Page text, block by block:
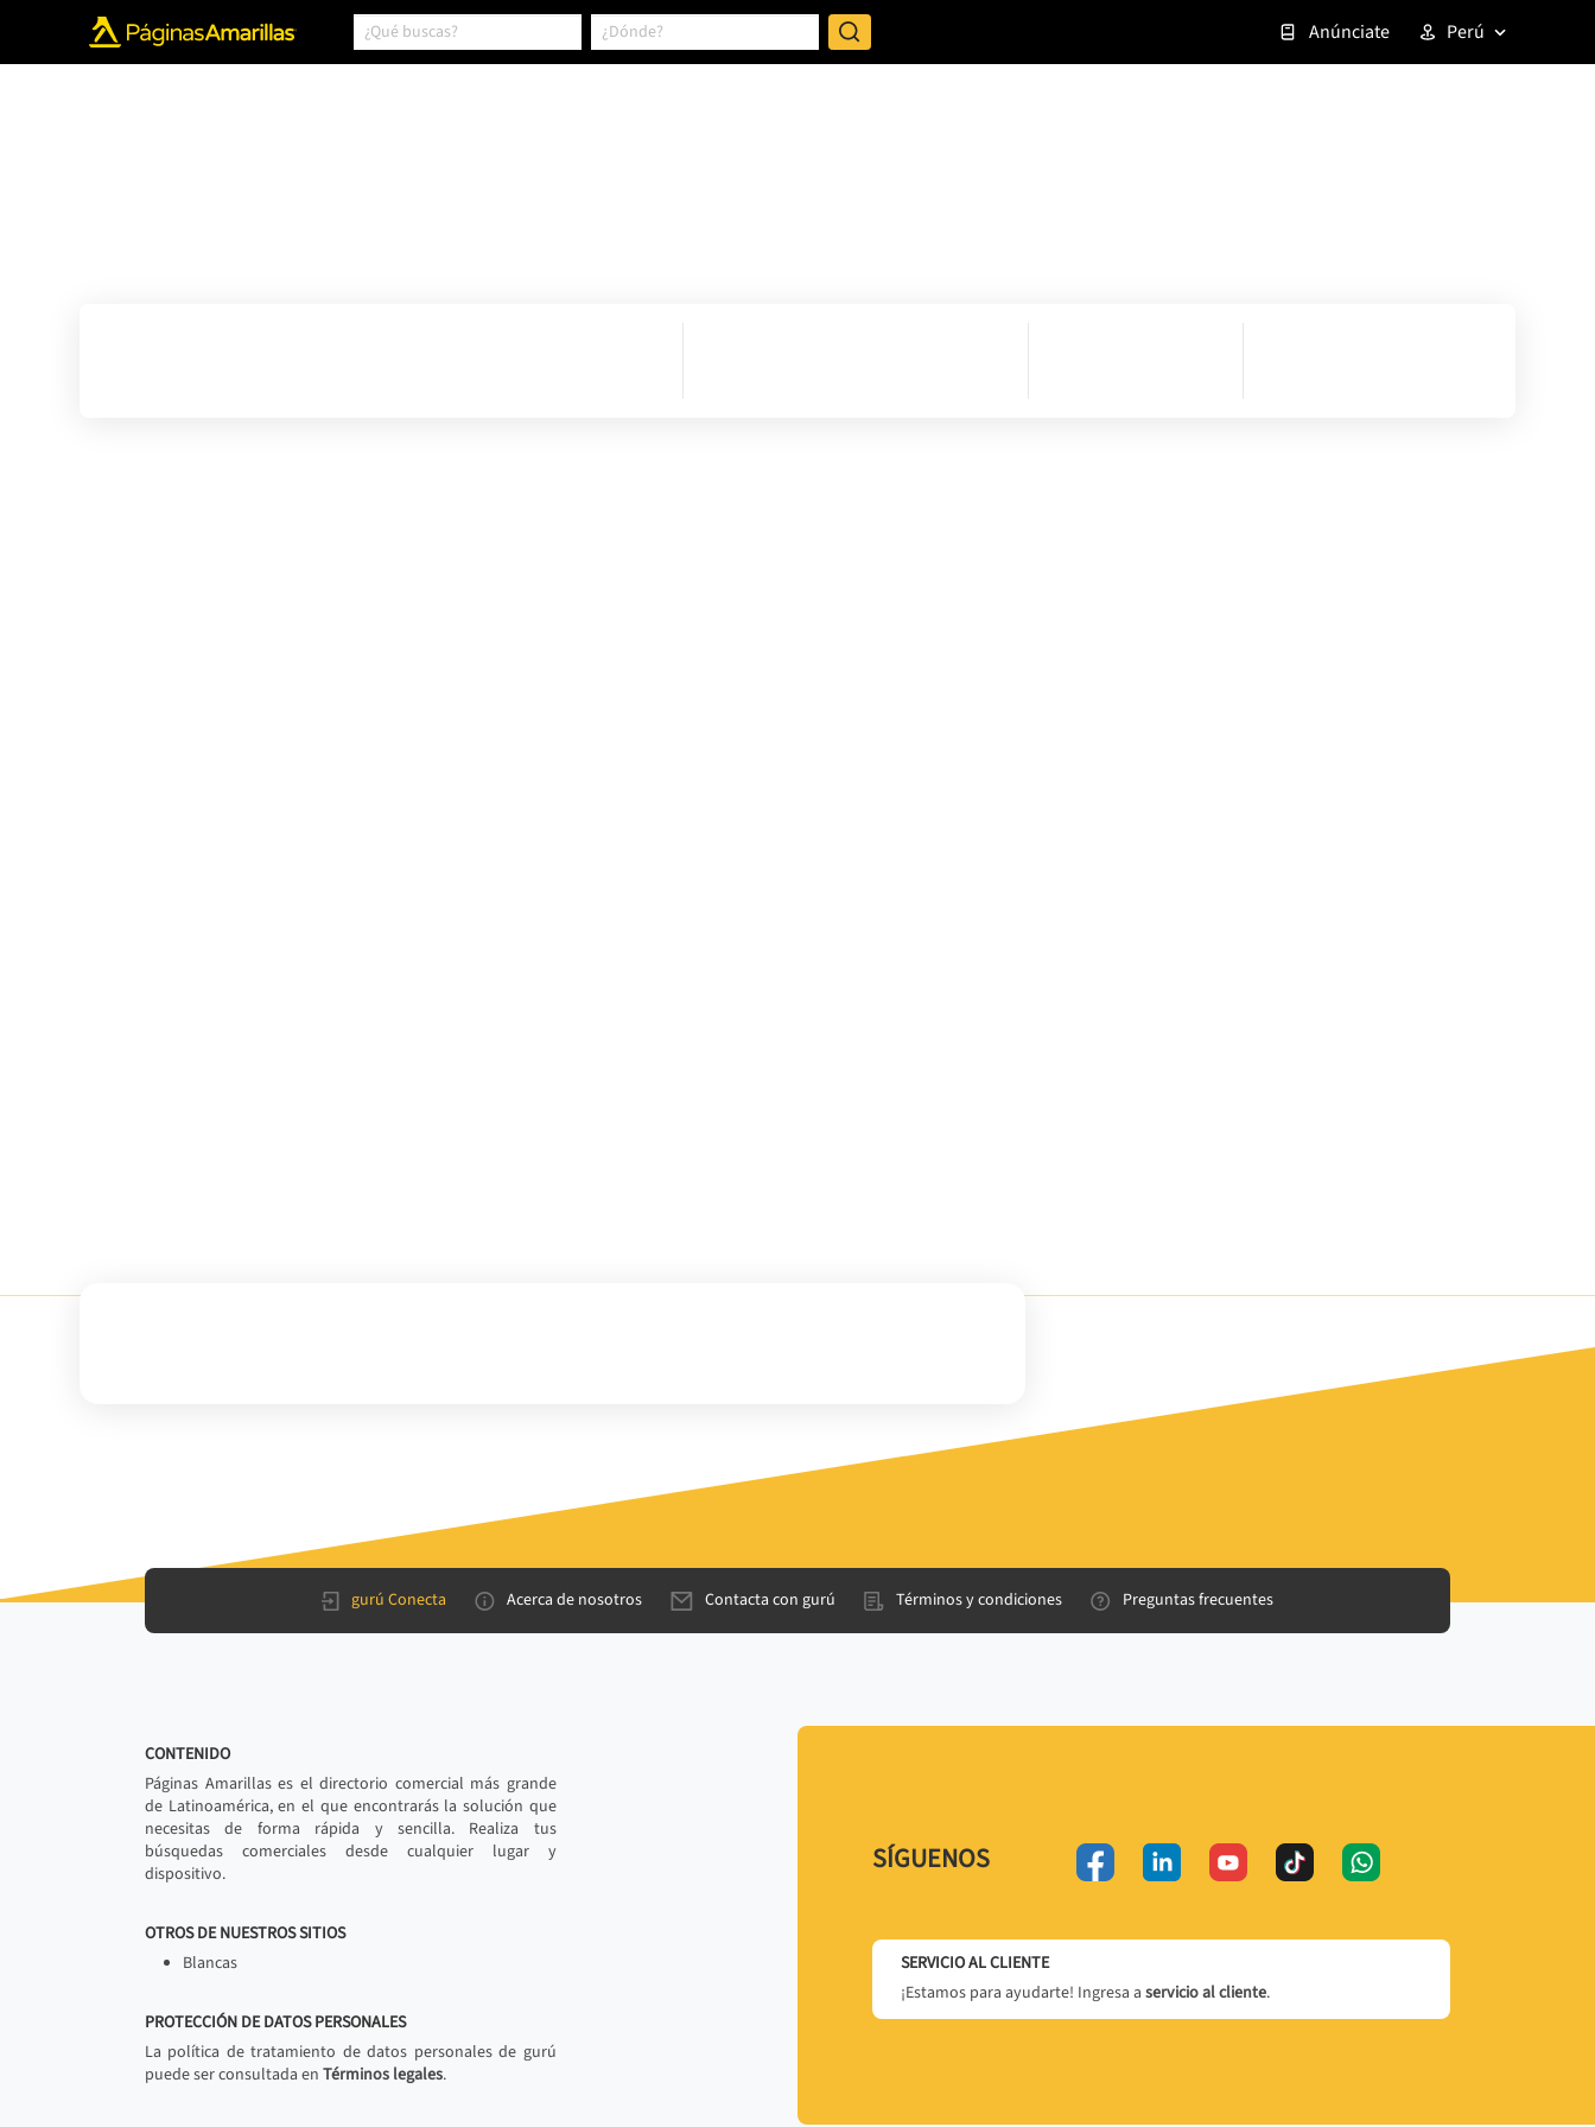
Anúnciate Perú
gurú Conecta Acerca de nosotros Contacta con gurú Términos y condiciones Preguntas frecuentes
CONTENIDO
Páginas Amarillas es el directorio comercial más grande
de Latinoamérica, en el que encontrarás la solución que
necesitas de forma rápida y sencilla. Realiza tus
búsquedas comerciales desde cualquier lugar y
dispositivo.
OTROS DE NUESTROS SITIOS
Blancas
PROTECCIÓN DE DATOS PERSONALES
La política de tratamiento de datos personales de gurú
puede ser consultada en Términos legales.
SÍGUENOS
SERVICIO AL CLIENTE
¡Estamos para ayudarte! Ingresa a servicio al cliente.